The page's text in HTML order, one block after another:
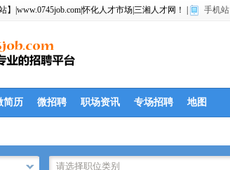
|www.0745job.com|怀化人才市场|三湘人才网！ | 手机站
简历 微招聘 职场资讯 专场招聘 地图